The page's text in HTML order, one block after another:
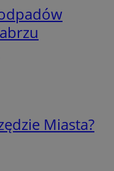
Miasta?